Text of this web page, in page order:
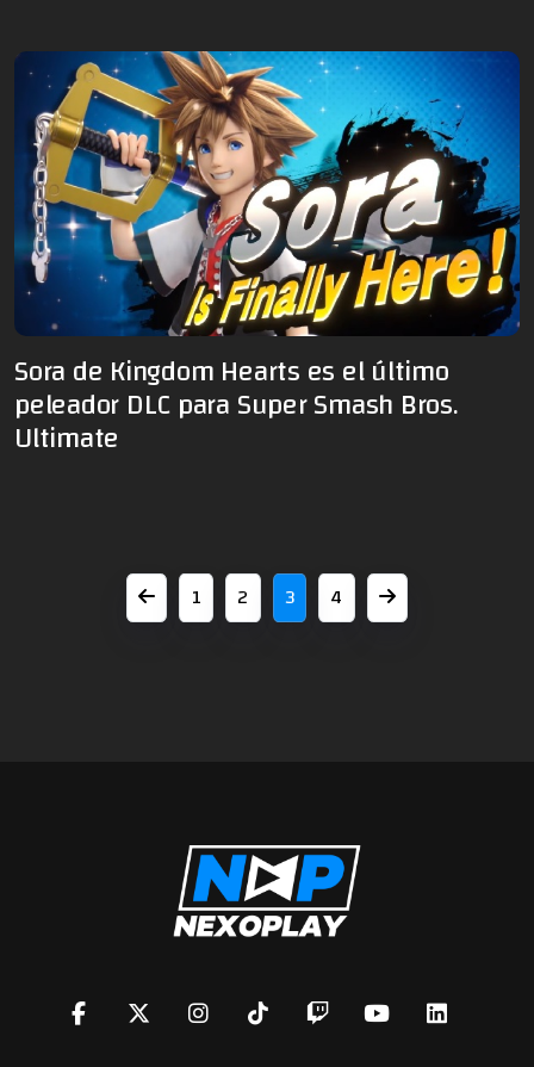
Sora de Kingdom Hearts es el último
peleador DLC para Super Smash Bros.
Ultimate
1 2 3 4